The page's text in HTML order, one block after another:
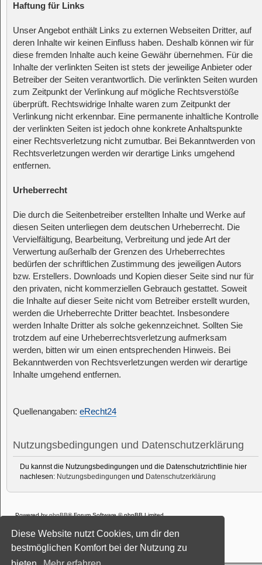
Diese Website nutzt Cookies, um dir den
bestmöglichen Komfort bei der Nutzung zu
Haftung für Links
Unser Angebot enthält Links zu externen Webseiten Dritter, auf
deren Inhalte wir keinen Einfluss haben. Deshalb können wir für
diese fremden Inhalte auch keine Gewähr übernehmen. Für die
Inhalte der verlinkten Seiten ist stets der jeweilige Anbieter oder
Betreiber der Seiten verantwortlich. Die verlinkten Seiten wurden
zum Zeitpunkt der Verlinkung auf mögliche Rechtsverstöße
überprüft. Rechtswidrige Inhalte waren zum Zeitpunkt der
Verlinkung nicht erkennbar. Eine permanente inhaltliche Kontrolle
der verlinkten Seiten ist jedoch ohne konkrete Anhaltspunkte
einer Rechtsverletzung nicht zumutbar. Bei Bekanntwerden von
Rechtsverletzungen werden wir derartige Links umgehend
entfernen.
Urheberrecht
Die durch die Seitenbetreiber erstellten Inhalte und Werke auf
diesen Seiten unterliegen dem deutschen Urheberrecht. Die
Vervielfältigung, Bearbeitung, Verbreitung und jede Art der
Verwertung außerhalb der Grenzen des Urheberrechtes
bedürfen der schriftlichen Zustimmung des jeweiligen Autors
bzw. Erstellers. Downloads und Kopien dieser Seite sind nur für
den privaten, nicht kommerziellen Gebrauch gestattet. Soweit
die Inhalte auf dieser Seite nicht vom Betreiber erstellt wurden,
werden die Urheberrechte Dritter beachtet. Insbesondere
werden Inhalte Dritter als solche gekennzeichnet. Sollten Sie
trotzdem auf eine Urheberrechtsverletzung aufmerksam
werden, bitten wir um einen entsprechenden Hinweis. Bei
Bekanntwerden von Rechtsverletzungen werden wir derartige
Inhalte umgehend entfernen.
Quellenangaben: eRecht24
Nutzungsbedingungen und Datenschutzerklärung
Du kannst die Nutzungsbedingungen und die Datenschutzrichtlinie hier
nachlesen: Nutzungsbedingungen und Datenschutzerklärung
Powered byphpBB® Forum Software © phpBB Limited
Style: Black-Silver-Split by Joyce&LunaphpBB-Style-Design